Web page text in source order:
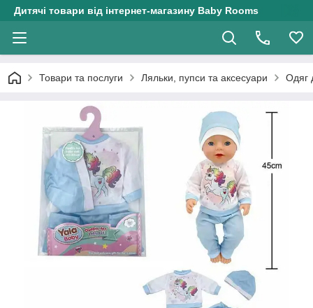
Дитячі товари від інтернет-магазину Baby Rooms
Товари та послуги Ляльки, пупси та аксесуари Одяг